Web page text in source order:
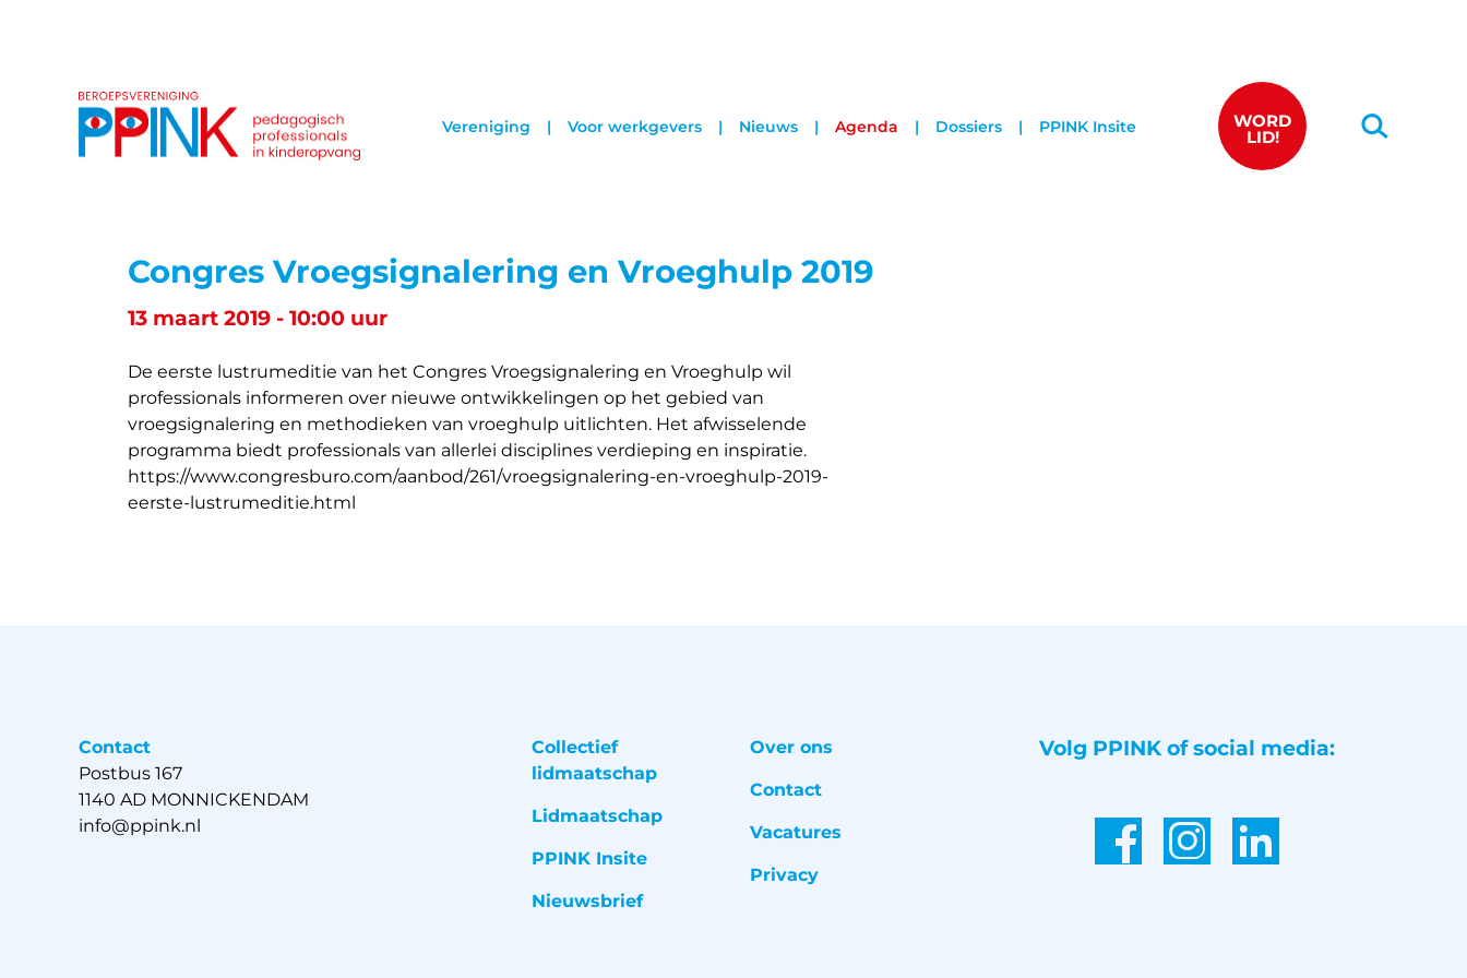
Vereniging Voor werkgevers Nieuws Agenda Dossiers PPINK Insite WORD
LID!
Congres Vroegsignalering en Vroeghulp 2019
13 maart 2019 - 10:00 uur
De eerste lustrumeditie van het Congres Vroegsignalering en Vroeghulp wil
professionals informeren over nieuwe ontwikkelingen op het gebied van
vroegsignalering en methodieken van vroeghulp uitlichten. Het afwisselende
programma biedt professionals van allerlei disciplines verdieping en inspiratie.
https://www.congresburo.com/aanbod/261/vroegsignalering-en-vroeghulp-2019-
eerste-lustrumeditie.html
Contact
Postbus 167
1140 AD MONNICKENDAM
info@ppink.nl
Collectief
lidmaatschap
Lidmaatschap
PPINK Insite
Nieuwsbrief
Over ons
Contact
Vacatures
Privacy
Volg PPINK of social media: